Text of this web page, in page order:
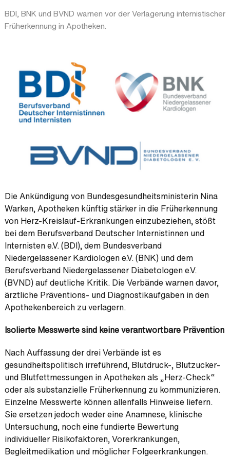
BDI, BNK und BVND warnen vor der Verlagerung internistischer
Früherkennung in Apotheken.
Die Ankündigung von Bundesgesundheitsministerin Nina
Warken, Apotheken künftig stärker in die Früherkennung
von Herz-Kreislauf-Erkrankungen einzubeziehen, stößt
bei dem Berufsverband Deutscher Internistinnen und
Internisten e.V. (BDI), dem Bundesverband
Niedergelassener Kardiologen e.V. (BNK) und dem
Berufsverband Niedergelassener Diabetologen e.V.
(BVND) auf deutliche Kritik. Die Verbände warnen davor,
ärztliche Präventions- und Diagnostikaufgaben in den
Apothekenbereich zu verlagern.
Isolierte Messwerte sind keine verantwortbare Prävention
Nach Auffassung der drei Verbände ist es
gesundheitspolitisch irreführend, Blutdruck-, Blutzucker-
und Blutfettmessungen in Apotheken als „Herz-Check“
oder als substanzielle Früherkennung zu kommunizieren.
Einzelne Messwerte können allenfalls Hinweise liefern.
Sie ersetzen jedoch weder eine Anamnese, klinische
Untersuchung, noch eine fundierte Bewertung
individueller Risikofaktoren, Vorerkrankungen,
Begleitmedikation und möglicher Folgeerkrankungen.